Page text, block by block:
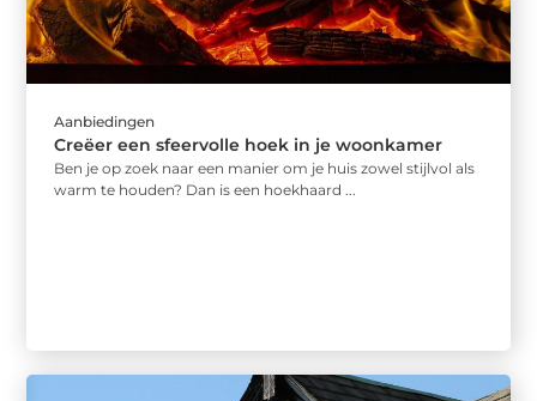
Aanbiedingen
Creëer een sfeervolle hoek in je woonkamer
Ben je op zoek naar een manier om je huis zowel stijlvol als
warm te houden? Dan is een hoekhaard ...